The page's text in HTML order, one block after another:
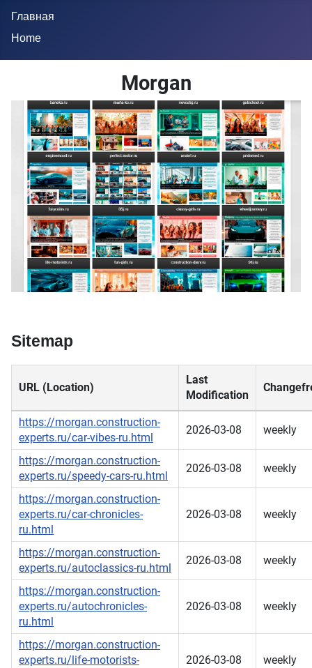
Главная
Home
Morgan
Sitemap
URL (Location)
Last
Modification
https://morgan.construction-
experts.ru/car-vibes-ru.html
2026-03-08 weekly
https://morgan.construction-
experts.ru/speedy-cars-ru.html
2026-03-08 weekly
https://morgan.construction-
experts.ru/car-chronicles-
ru.html
2026-03-08 weekly
https://morgan.construction-
experts.ru/autoclassics-ru.html
2026-03-08 weekly
https://morgan.construction-
experts.ru/autochronicles-
ru.html
2026-03-08 weekly
https://morgan.construction-
experts.ru/life-motorists-
2026-03-08 weekly